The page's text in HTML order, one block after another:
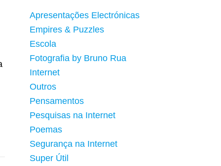
Apresentações Electrónicas
Empires & Puzzles
Escola
Fotografia by Bruno Rua
Internet
Outros
Pensamentos
Pesquisas na Internet
Poemas
Segurança na Internet
Super Útil